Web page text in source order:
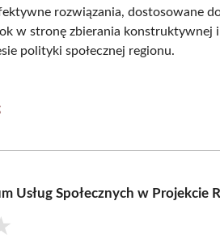
rozwiązania, dostosowane
w stronę zbierania konstruktywnej
polityki społecznej regionu.
Usług Społecznych w Projekcie